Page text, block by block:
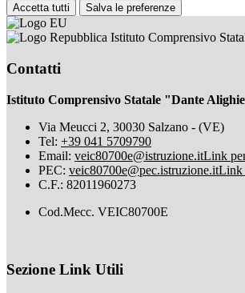
Accetta tutti Salva le preferenze
Istituto Comprensivo
Contatti
Istituto Comprensivo Statale "Dante
Via Meucci 2, 30030 Salzano - (VE)
Tel: +39 041 5709790
Email: veic80700e@istruzione.itLink
PEC: veic80700e@pec.istruzione.itLink
C.F.: 82011960273
Cod.Mecc. VEIC80700E
Sezione Link Utili